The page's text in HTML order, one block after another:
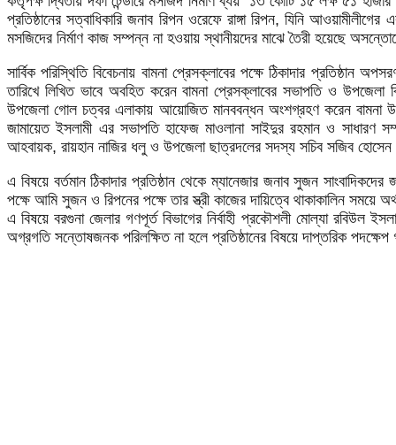
প্রতিষ্ঠানের সত্বাধিকারি জনাব রিপন ওরেফে রাঙ্গা রিপন, যিনি
মসজিদের নির্মাণ কাজ সম্পন্ন না হওয়ায় স্থানীয়দের মাঝে তৈরী হয়েছে
সার্বিক পরিস্থিতি বিবেচনায় বামনা প্রেসক্লাবের পক্ষে ঠিকাদার
তারিখে লিখিত ভাবে অবহিত করেন বামনা প্রেসক্লাবের সভাপতি ও
উপজেলা গোল চত্বর এলাকায় আয়োজিত মানববন্ধন অংশগ্রহণ করেন বামনা
জামায়েত ইসলামী এর সভাপতি হাফেজ মাওলানা সাইদুর রহমান ও
আহবায়ক, রায়হান নাজির ধলু ও উপজেলা ছাত্রদলের সদস্য সচিব সজিব
এ বিষয়ে বর্তমান ঠিকাদার প্রতিষ্ঠান থেকে ম্যানেজার জনাব সুজন
পক্ষে আমি সুজন ও রিপনের পক্ষে তার স্ত্রী কাজের দায়িত্বে থাকাকালিন
এ বিষয়ে বরগুনা জেলার গণপূর্ত বিভাগের নির্বাহী প্রকৌশলী মোল্যা রবিউল
অগ্রগতি সন্তোষজনক পরিলক্ষিত না হলে প্রতিষ্ঠানের বিষয়ে দাপ্তরিক পদক্ষেপ